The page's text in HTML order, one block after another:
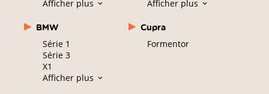
Afficher plus
Afficher plus
BMW
Série 1
Série 3
X1
Afficher plus
Cupra
Formentor